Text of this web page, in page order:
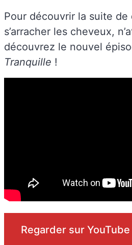
Pour découvrir la suite
s’arracher les cheveux,
découvrez le nouvel
Tranquille !
Regarder sur YouTube